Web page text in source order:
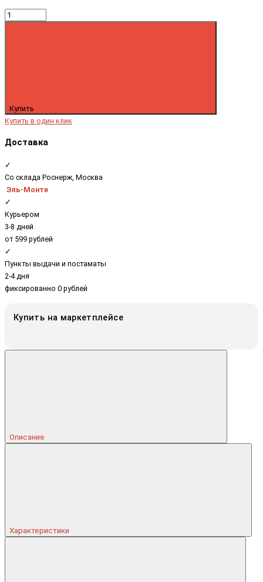
Купить
Купить в один клик
Доставка
✓
Со склада Роснерж, Москва
Эль-Монте
✓
Курьером
3-8 дней
от 599 рублей
✓
Пункты выдачи и постаматы
2-4 дня
фиксированно 0 рублей
Купить на маркетплейсе
Описание
Характеристики